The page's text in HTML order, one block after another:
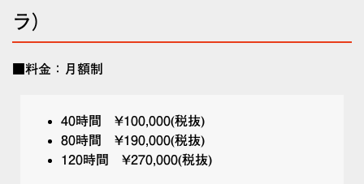
ラ）
■料金：月額制
40時間 ¥100,000(税抜)
80時間 ¥190,000(税抜)
120時間 ¥270,000(税抜)